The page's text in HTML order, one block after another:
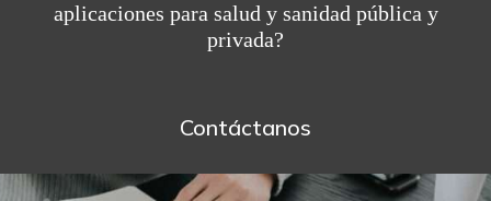
aplicaciones para salud y sanidad pública y
privada?
Contáctanos